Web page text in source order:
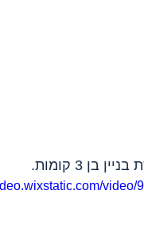
בן 3 קומות.